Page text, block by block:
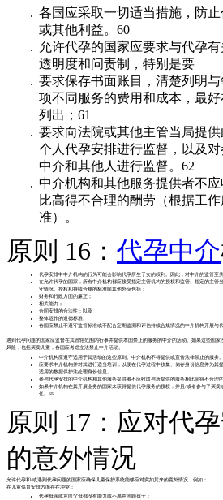
各国应采取一切适当措施，防
或其他利益。60
允许代孕的国家应要求与代孕
透明度和问责制，特别是要
要求保存书面账目，清楚列明
项不同服务的费用和成本，最
列出；61
要求向法院或其他主管当局提
个人代孕安排进行监督，以及对
中介和其他人进行监督。62
中介机构和其他服务提供者不
比高得不合理的酬劳（根据工
准）。
原则 16： 代孕中介
代孕安排中中介机构的行为可能会影响代孕所生子女的权利。因此，对中介的监管至关
在允许代孕的国家，所有中介机构都应接受指定主管机构的授权和监管。指定的主管
守情况。授权和持续合规的标准除其他外应包括：
财务和行政方面的廉正；
相关能力；
合同安排的合法性；以及
整体运作的道德标准。
各国应禁止不遵守监管标准或不配合定期监测和评估持续合规情况的中介机构开展与代
遇到代孕问题的国家应监督在其管辖范围内行事并提供本国禁止的服务的中介的活动。如果这些国
风险，包括买卖儿童，各国应考虑立法禁止中介活动。
中介机构应遵守适用于其活动的这些原则。中介机构不得提供或宣传法律禁止的服务。
应要求中介机构并对其进行适当培训，以便在代孕过程中收集、储存身份信息并为其
适用的数据保护法处理身份信息。
参与代孕安排的中介机构和其他服务提供者不应收取与所提供的服务相比高得不合理
如果中介机构在其开展业务的国家未获得提供代孕服务的授权，并且/或者参与了买
任。65
原则 17：应对代
的意外情况
允许代孕和/或遇到代孕问题的国家应确保儿童保护系统能够应对突如其来的意外情况，例如：
在儿童保育安排方面存在冲突；
代孕母亲或意向父母都没有能力或不愿意照顾孩子；